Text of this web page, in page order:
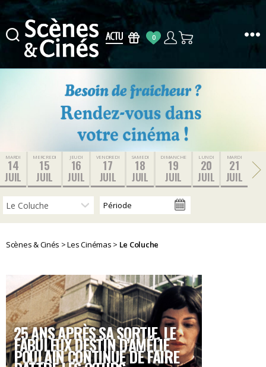
Cinés
0
MARDI
14
JUIL
MERCREDI
15
JUIL
JEUDI
16
JUIL
VENDREDI
17
JUIL
SAMEDI
18
JUIL
DIMANCHE
19
JUIL
LUNDI
20
JUIL
MARDI
21
JUIL
Scènes & Cinés >Les Cinémas > Le Coluche
25 ANS APRÈS SA SORTIE, LE
FABULEUX DESTIN D’AMÉLIE
POULAIN CONTINUE DE FAIRE